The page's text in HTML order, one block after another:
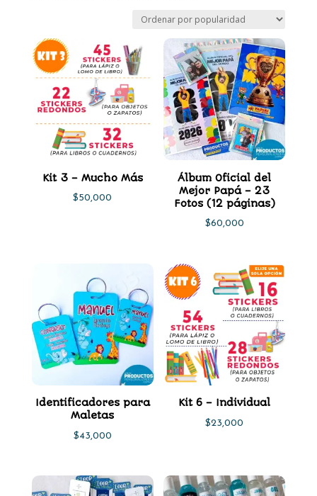
popularidad
Kit 3 – Mucho Más
$50,000
Álbum Oficial del
Mejor Papá – 23
Fotos (12 páginas)
$60,000
Identificadores para
Maletas
$43,000
Kit 6 – Individual
$23,000